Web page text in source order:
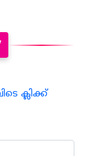
ക്ലിക്ക്